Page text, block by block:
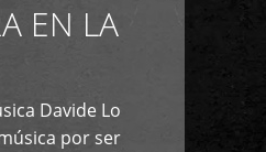
EN LA
Davide Lo
por ser